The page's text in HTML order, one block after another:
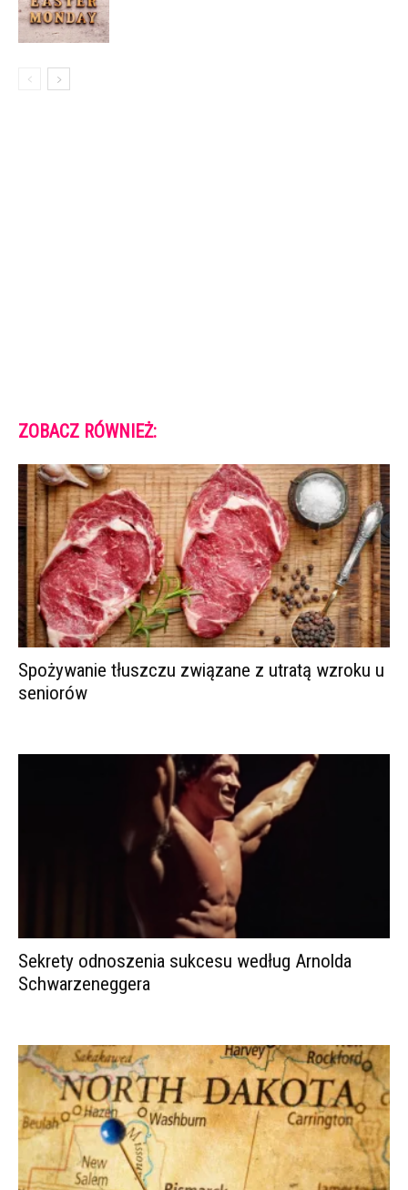
ZOBACZ RÓWNIEŻ:
Spożywanie tłuszczu związane z utratą wzroku u
seniorów
Sekrety odnoszenia sukcesu według Arnolda
Schwarzeneggera